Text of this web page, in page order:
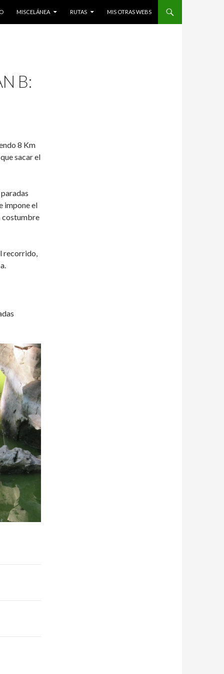
MISCELÁNEA RUTAS MIS OTRAS WEBS
B:
8 Km
sacar el
impone el
costumbre
recorrido,